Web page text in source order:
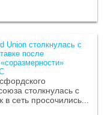
Union столкнулась с
после
столкнулась с
сеть просочились...